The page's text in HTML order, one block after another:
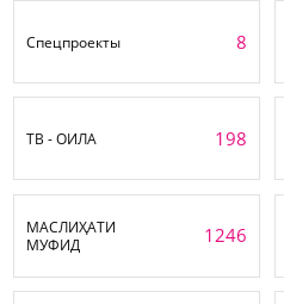
Спецпроекты 8
ТВ - ОИЛА 198
МАСЛИҲАТИ
МУФИД
1246